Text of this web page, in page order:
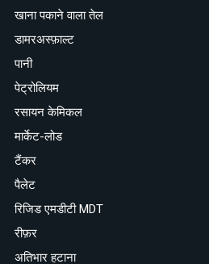
खाना पकाने वाला तेल
डामरअस्फ़ाल्ट
पानी
पेट्रोलियम
रसायन केमिकल
मार्केट-लोड
टैंकर
पैलेट
रिजिड एमडीटी MDT
रीफ़र
अतिभार हटाना